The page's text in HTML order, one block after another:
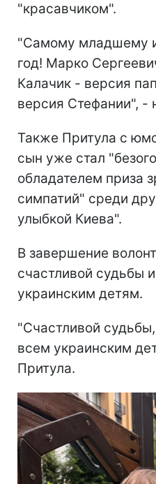
"красавчиком".
"Самому младшему
год! Марко
Калачик - версия
версия Стефании", -
Также Притула с
сын уже стал
обладателем приза
симпатий" среди
улыбкой Киева".
В завершение
счастливой судьбы
украинским детям.
"Счастливой
всем украинским
Притула.